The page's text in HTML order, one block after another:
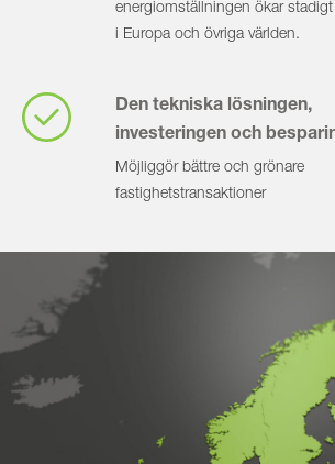
energiomställningen ökar
i Europa och övriga världen.
Den tekniska lösningen,
investeringen och
Möjliggör bättre och grönare
fastighetstransaktioner